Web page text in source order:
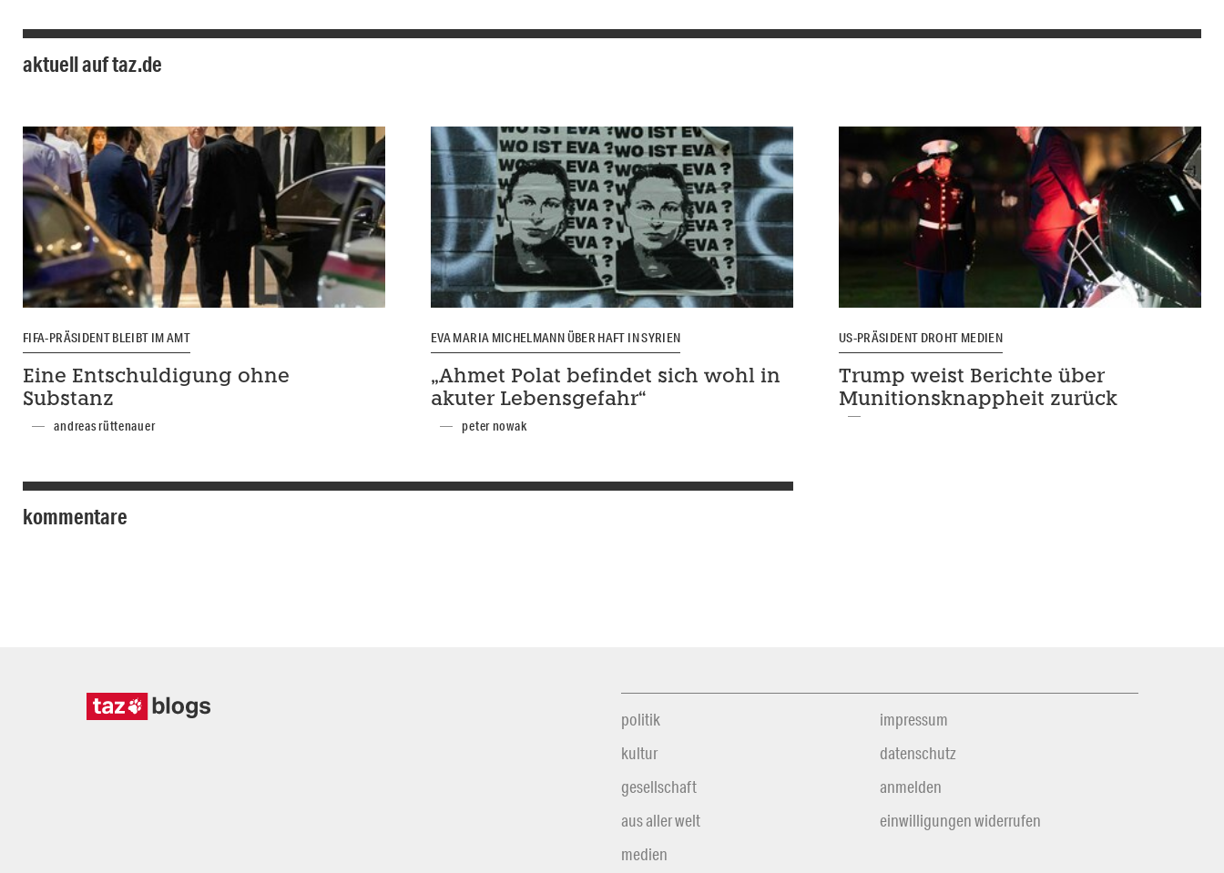
aktuell auf taz.de
FIFA-PRÄSIDENT BLEIBT IM AMT
Eine Entschuldigung ohne
Substanz
andreas rüttenauer
EVA MARIA MICHELMANN ÜBER HAFT IN SYRIEN
„Ahmet Polat befindet sich wohl in
akuter Lebensgefahr“
peter nowak
US-PRÄSIDENT DROHT MEDIEN
Trump weist Berichte über
Munitionsknappheit zurück
kommentare
politik
kultur
gesellschaft
aus aller welt
medien
impressum
datenschutz
anmelden
einwilligungen widerrufen